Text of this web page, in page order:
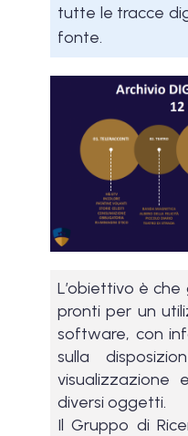
tutte le tracce
fonte.
L’obiettivo è che
pronti per un
software, con
sulla
visualizzazione
diversi oggetti.
Il Gruppo di